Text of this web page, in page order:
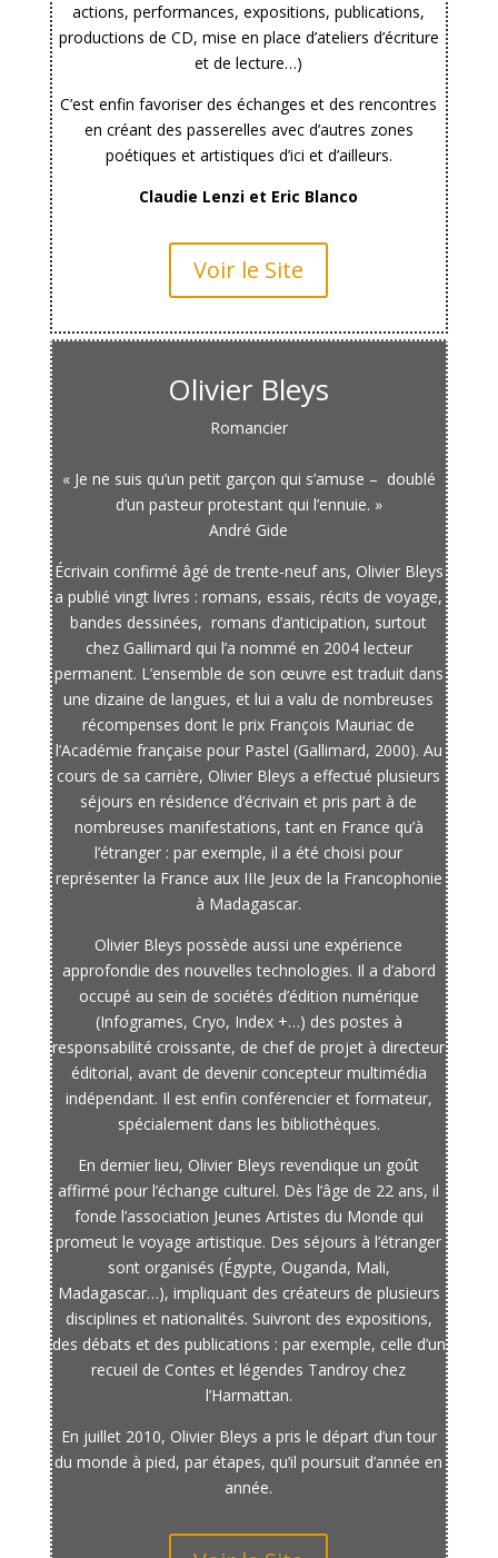
actions, performances, expositions, publications,
productions de CD, mise en place d’ateliers d’écriture
et de lecture…)
C’est enfin favoriser des échanges et des rencontres
en créant des passerelles avec d’autres zones
poétiques et artistiques d’ici et d’ailleurs.
Claudie Lenzi et Eric Blanco
Voir le Site
Olivier Bleys
Romancier
« Je ne suis qu’un petit garçon qui s’amuse – doublé
d’un pasteur protestant qui l’ennuie. »
André Gide
Écrivain confirmé âgé de trente-neuf ans, Olivier Bleys
a publié vingt livres : romans, essais, récits de voyage,
bandes dessinées, romans d’anticipation, surtout
chez Gallimard qui l’a nommé en 2004 lecteur
permanent. L’ensemble de son œuvre est traduit dans
une dizaine de langues, et lui a valu de nombreuses
récompenses dont le prix François Mauriac de
l’Académie française pour Pastel (Gallimard, 2000). Au
cours de sa carrière, Olivier Bleys a effectué plusieurs
séjours en résidence d’écrivain et pris part à de
nombreuses manifestations, tant en France qu’à
l’étranger : par exemple, il a été choisi pour
représenter la France aux IIIe Jeux de la Francophonie
à Madagascar.
Olivier Bleys possède aussi une expérience
approfondie des nouvelles technologies. Il a d’abord
occupé au sein de sociétés d’édition numérique
(Infogrames, Cryo, Index +…) des postes à
responsabilité croissante, de chef de projet à directeur
éditorial, avant de devenir concepteur multimédia
indépendant. Il est enfin conférencier et formateur,
spécialement dans les bibliothèques.
En dernier lieu, Olivier Bleys revendique un goût
affirmé pour l’échange culturel. Dès l’âge de 22 ans, il
fonde l’association Jeunes Artistes du Monde qui
promeut le voyage artistique. Des séjours à l’étranger
sont organisés (Égypte, Ouganda, Mali,
Madagascar…), impliquant des créateurs de plusieurs
disciplines et nationalités. Suivront des expositions,
des débats et des publications : par exemple, celle d’un
recueil de Contes et légendes Tandroy chez
l’Harmattan.
En juillet 2010, Olivier Bleys a pris le départ d’un tour
du monde à pied, par étapes, qu’il poursuit d’année en
année.